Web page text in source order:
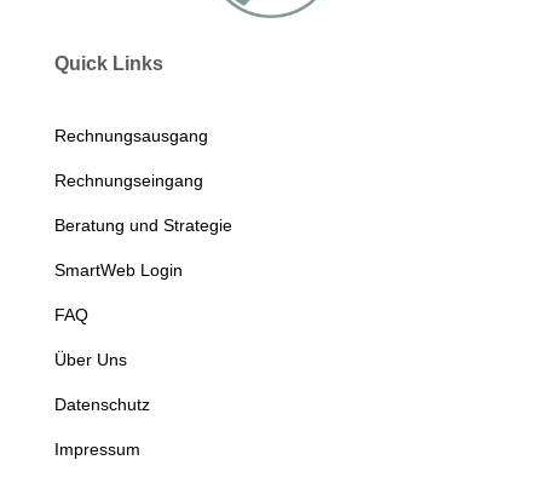
Quick Links
Rechnungsausgang
Rechnungseingang
Beratung und Strategie
SmartWeb Login
FAQ
Über Uns
Datenschutz
Impressum